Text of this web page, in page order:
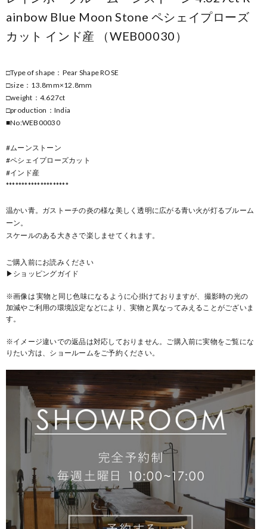
ainbow Blue Moon Stone ペシェイプローズ
カット インド産 （WEB00030）
□Type of shape：Pear Shape ROSE
□size：13.8mm×12.8mm
□weight：4.627ct
□production：India
■No:WEB00030
#ムーンストーン
#ペシェイプローズカット
#インド産
********************
温かい青。ガストーチの炎の様な美しく透明に広がる青い火が灯るブルーム
ーン。
スケールのある大きさで楽しませてくれます。
ご購入前にお読みください
▶ショッピングガイド
※画像は 実物と同じ色味になるように心掛けておりますが、撮影時の光の
加減やご利用の環境設定などにより、実物と異なってみえることがございま
す。
※イメージ違いでの返品は対応しておりません。ご購入前に実物をご覧にな
りたい方は、ショールームをご予約ください。